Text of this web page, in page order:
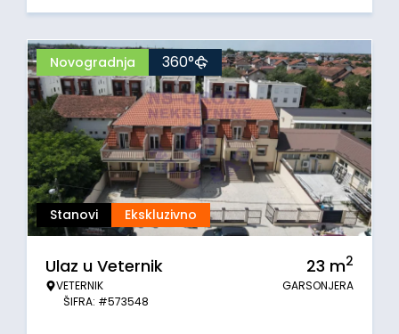
Stanovi Ekskluzivno
Novogradnja 360°
Ulaz u Veternik
VETERNIK
ŠIFRA: #573548
23 m2
GARSONJERA